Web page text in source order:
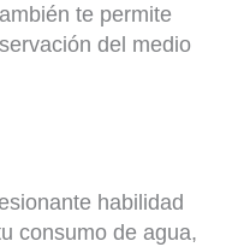
te permite
del medio
habilidad
consumo de agua,